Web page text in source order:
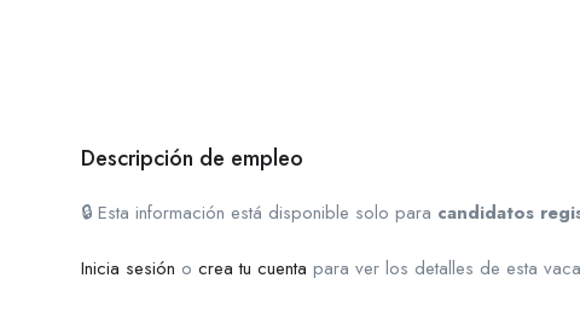
Descripción de empleo
🔒 Esta información está disponible solo para candidatos
Inicia sesión o crea tu cuenta para ver los detalles de esta